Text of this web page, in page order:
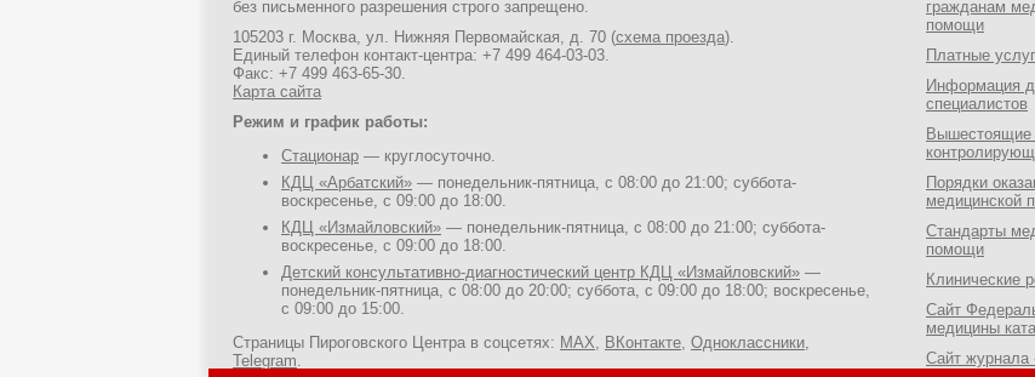
без письменного разрешения строго запрещено.
105203 г. Москва, ул. Нижняя Первомайская, д. 70 (схема проезда).
Единый телефон контакт-центра: +7 499 464-03-03.
Факс: +7 499 463-65-30.
Карта сайта
Режим и график работы:
Стационар — круглосуточно.
КДЦ «Арбатский» — понедельник-пятница, с 08:00 до 21:00; суббота-
воскресенье, с 09:00 до 18:00.
КДЦ «Измайловский» — понедельник-пятница, с 08:00 до 21:00; суббота-
воскресенье, с 09:00 до 18:00.
Детский консультативно-диагностический центр КДЦ «Измайловский» —
понедельник-пятница, с 08:00 до 20:00; суббота, с 09:00 до 18:00; воскресенье,
с 09:00 до 15:00.
Страницы Пироговского Центра в соцсетях: MAX ВКонтакте Одноклассники
Telegram
гражданам
помощи
Платные
Информация
специалистов
Вышестоящие
Порядки
медицинской
Стандарты
помощи
Клинические
Сайт
медицины
Сайт журнала